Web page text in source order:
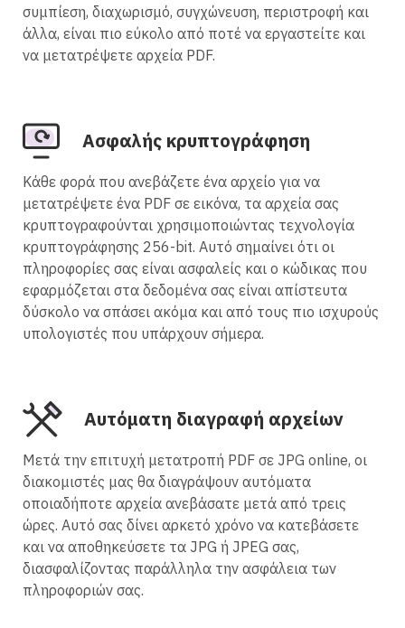
συμπίεση, διαχωρισμό, συγχώνευση, περιστροφή και
άλλα, είναι πιο εύκολο από ποτέ να εργαστείτε και
να μετατρέψετε αρχεία PDF.
Ασφαλής κρυπτογράφηση
Κάθε φορά που ανεβάζετε ένα αρχείο για να
μετατρέψετε ένα PDF σε εικόνα, τα αρχεία σας
κρυπτογραφούνται χρησιμοποιώντας τεχνολογία
κρυπτογράφησης 256-bit. Αυτό σημαίνει ότι οι
πληροφορίες σας είναι ασφαλείς και ο κώδικας που
εφαρμόζεται στα δεδομένα σας είναι απίστευτα
δύσκολο να σπάσει ακόμα και από τους πιο ισχυρούς
υπολογιστές που υπάρχουν σήμερα.
Αυτόματη διαγραφή αρχείων
Μετά την επιτυχή μετατροπή PDF σε JPG online, οι
διακομιστές μας θα διαγράψουν αυτόματα
οποιαδήποτε αρχεία ανεβάσατε μετά από τρεις
ώρες. Αυτό σας δίνει αρκετό χρόνο να κατεβάσετε
και να αποθηκεύσετε τα JPG ή JPEG σας,
διασφαλίζοντας παράλληλα την ασφάλεια των
πληροφοριών σας.